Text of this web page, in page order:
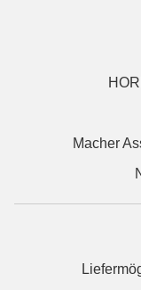
Macher